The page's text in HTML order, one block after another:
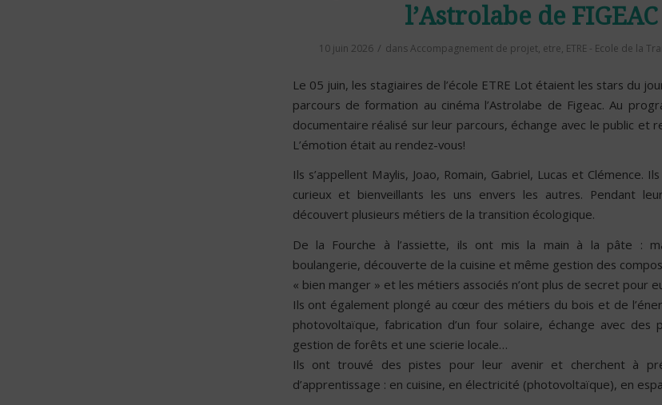
l’Astrolabe de FIGEAC
10 juin 2026 / dansAccompagnement de projet, etre, ETRE - Ecole de la
Le 05 juin, les stagiaires de l’école ETRE Lot étaient les stars du
parcours de formation au cinéma l’Astrolabe de Figeac. Au
documentaire réalisé sur leur parcours, échange avec le public et
L’émotion était au rendez-vous!
Ils s’appellent Maylis, Joao, Romain, Gabriel, Lucas et Clémence.
curieux et bienveillants les uns envers les autres. Pendant
découvert plusieurs métiers de la transition écologique.
De la Fourche à l’assiette, ils ont mis la main à la pâte :
boulangerie, découverte de la cuisine et même gestion des
« bien manger » et les métiers associés n’ont plus de secret pour
Ils ont également plongé au cœur des métiers du bois et de
photovoltaïque, fabrication d’un four solaire, échange avec des
gestion de forêts et une scierie locale…
Ils ont trouvé des pistes pour leur avenir et cherchent à
d’apprentissage : en cuisine, en électricité (photovoltaïque), en